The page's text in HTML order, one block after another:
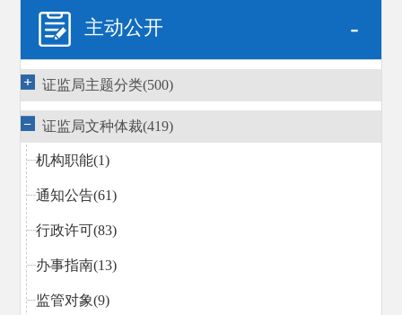
主动公开 -
证监局主题分类(500)
证监局文种体裁(419)
机构职能(1)
通知公告(61)
行政许可(83)
办事指南(13)
监管对象(9)